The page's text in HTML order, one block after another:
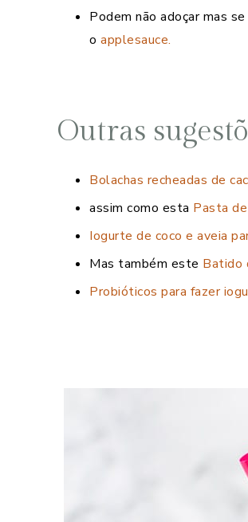
Podem não adoçar mas
o applesauce.
Outras
Bolachas recheadas de
assim como esta Pasta
Iogurte de coco e aveia
Mas também este Batido
Probióticos para fazer